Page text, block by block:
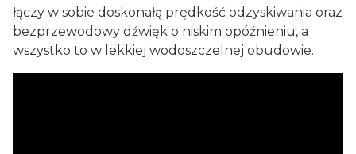
łączy w sobie doskonałą prędkość odzyskiwania oraz
bezprzewodowy dźwięk o niskim opóźnieniu, a
wszystko to w lekkiej wodoszczelnej obudowie.